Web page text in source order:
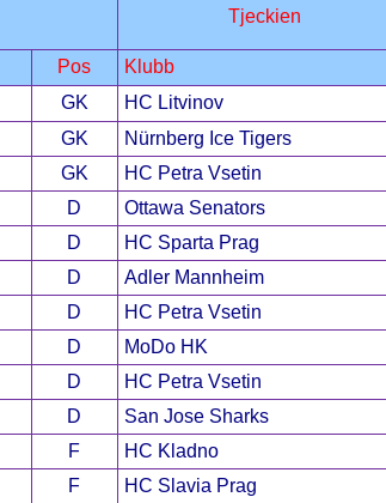
Tjeckien
Pos Klubb
GK HC Litvinov
GK Nürnberg Ice Tigers
GK HC Petra Vsetin
D Ottawa Senators
D HC Sparta Prag
D Adler Mannheim
D HC Petra Vsetin
D MoDo HK
D HC Petra Vsetin
D San Jose Sharks
F HC Kladno
F HC Slavia Prag